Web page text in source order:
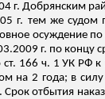
г. Добрянским
г. тем же судом
осуждение
г. по концу
ст. 166 ч. 1 УК РФ
на 2 года; в
Срок отбытия